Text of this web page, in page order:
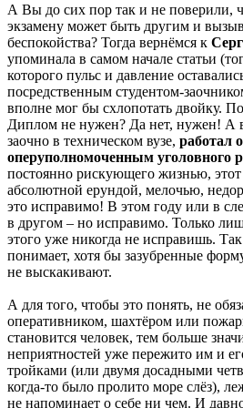
А Вы до сих пор так и не поверили,
экзамену может быть другим и
беспокойства? Тогда вернёмся к
упоминала в самом начале статьи
которого пульс и давление
посредственным студентом-
вполне мог бы схлопотать двойку.
Диплом не нужен? Да нет, нужен! А
заочно в техническом вузе, работал
оперуполномоченным уголовного
постоянно рискующего жизнью,
абсолютной ерундой, мелочью,
это исправимо! В этом году или в
в другом – но исправимо. Только
этого уже никогда не исправишь. Так
понимает, хотя бы зазубренные
не выскакивают.
А для того, чтобы это понять, не
оперативником, шахтёром или
становится человек, тем больше
неприятностей уже пережито им и
тройками (или двумя досадными
когда-то было пролито море слёз),
не напоминает о себе ни чем. И